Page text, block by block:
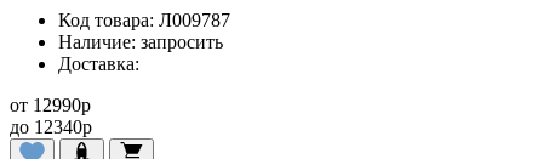
Код товара: Л009787
Наличие: запросить
Доставка:
от 12990p
до 12340p